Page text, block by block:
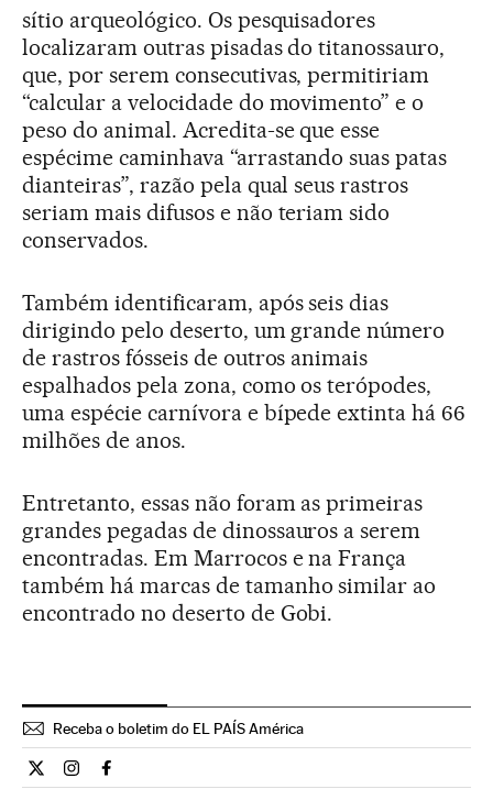
sítio arqueológico. Os pesquisadores
localizaram outras pisadas do titanossauro,
que, por serem consecutivas, permitiriam
“calcular a velocidade do movimento” e o
peso do animal. Acredita-se que esse
espécime caminhava “arrastando suas patas
dianteiras”, razão pela qual seus rastros
seriam mais difusos e não teriam sido
conservados.
Também identificaram, após seis dias
dirigindo pelo deserto, um grande número
de rastros fósseis de outros animais
espalhados pela zona, como os terópodes,
uma espécie carnívora e bípede extinta há 66
milhões de anos.
Entretanto, essas não foram as primeiras
grandes pegadas de dinossauros a serem
encontradas. Em Marrocos e na França
também há marcas de tamanho similar ao
encontrado no deserto de Gobi.
Receba o boletim do EL PAÍS América
Ciencia El País Brasil en Twitter
Ciencia El País Brasil en Instagram
Ciencia El País Brasil en Facebook